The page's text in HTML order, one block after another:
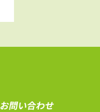
お問い合わせ